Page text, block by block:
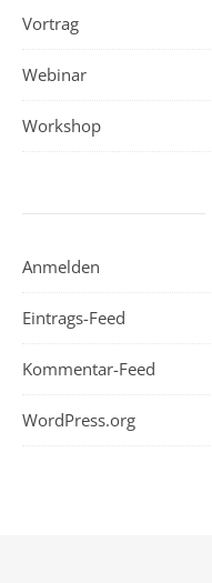
Vortrag
Webinar
Workshop
Anmelden
Eintrags-Feed
Kommentar-Feed
WordPress.org